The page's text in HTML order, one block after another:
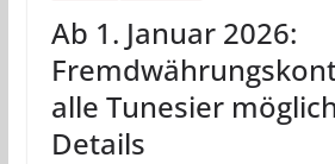
Ab 1. Januar 2026:
alle Tunesier
Details